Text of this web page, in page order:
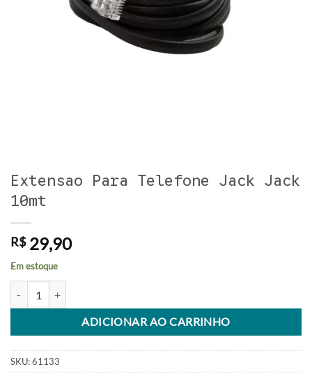
Extensao Para Telefone Jack Jack
10mt
R$29,90
Em estoque
ADICIONAR AO CARRINHO
SKU:61133